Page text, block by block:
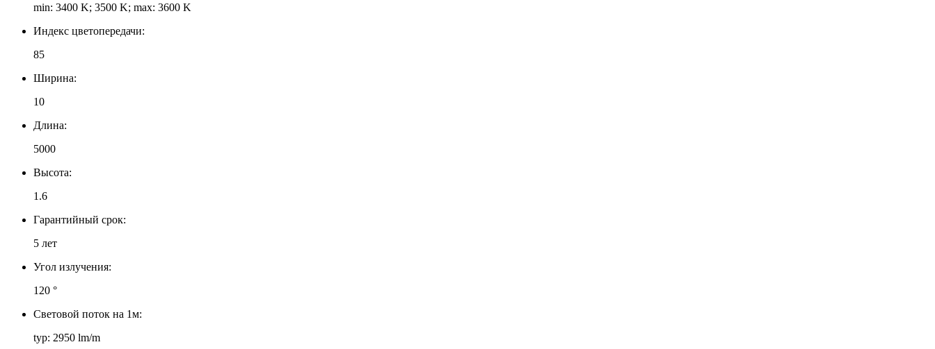
min: 3400 K; 3500 K; max: 3600 K
Индекс цветопередачи:
85
Ширина:
10
Длина:
5000
Высота:
1.6
Гарантийный срок:
5 лет
Угол излучения:
120 °
Световой поток на 1м:
typ: 2950 lm/m